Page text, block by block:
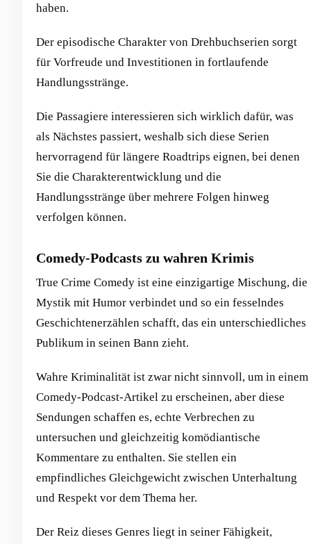
haben.
Der episodische Charakter von Drehbuchserien sorgt
für Vorfreude und Investitionen in fortlaufende
Handlungsstränge.
Die Passagiere interessieren sich wirklich dafür, was
als Nächstes passiert, weshalb sich diese Serien
hervorragend für längere Roadtrips eignen, bei denen
Sie die Charakterentwicklung und die
Handlungsstränge über mehrere Folgen hinweg
verfolgen können.
Comedy-Podcasts zu wahren Krimis
True Crime Comedy ist eine einzigartige Mischung, die
Mystik mit Humor verbindet und so ein fesselndes
Geschichtenerzählen schafft, das ein unterschiedliches
Publikum in seinen Bann zieht.
Wahre Kriminalität ist zwar nicht sinnvoll, um in einem
Comedy-Podcast-Artikel zu erscheinen, aber diese
Sendungen schaffen es, echte Verbrechen zu
untersuchen und gleichzeitig komödiantische
Kommentare zu enthalten. Sie stellen ein
empfindliches Gleichgewicht zwischen Unterhaltung
und Respekt vor dem Thema her.
Der Reiz dieses Genres liegt in seiner Fähigkeit,